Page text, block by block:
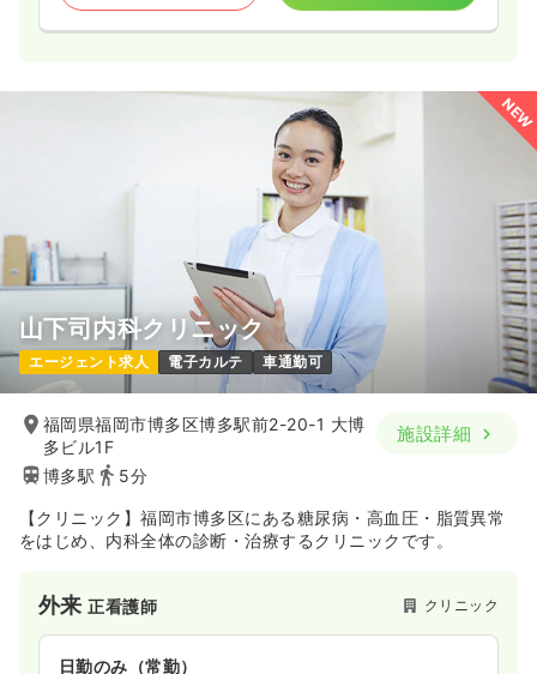
NEW
山下司内科クリニック
エージェント求人 電子カルテ 車通勤可
福岡県福岡市博多区博多駅前2-20-1 大博
多ビル1F
博多駅
5分
施設詳細
【クリニック】福岡市博多区にある糖尿病・高血圧・脂質異常
をはじめ、内科全体の診断・治療するクリニックです。
外来正看護師 クリニック
日勤のみ（常勤）